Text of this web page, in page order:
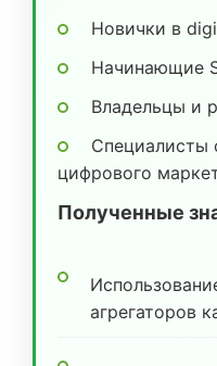
Новички в
Начинающие
Владельцы и
Специалисты
цифрового
Полученные
агрегаторов